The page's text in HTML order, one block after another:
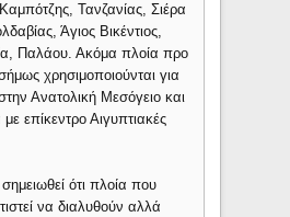
Τανζανίας, Σιέρα
Άγιος Βικέντιος,
Παλάου. Ακόμα πλοία προ
χρησιμοποιούνται για
Ανατολική Μεσόγειο και
επίκεντρο Αιγυπτιακές
ότι πλοία που
να διαλυθούν αλλά